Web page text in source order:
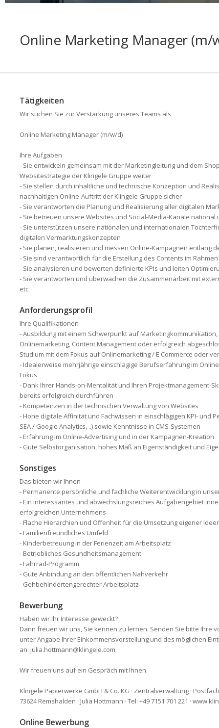
Online Marketing Manager (m/
Tätigkeiten
Wir suchen Sie zur Verstärkung unseres Teams als
Online Marketing Manager (m/w/d)
Ihre Aufgaben
- Sie entwickeln gemeinsam mit der Marketingleitung und dem
Websitestrategie der Klingele Gruppe weiter
- Sie stellen durch inhaltliche und technische Konzeption und
nachhaltigen Online-Auftritt der Klingele Gruppe sicher
- Sie verantworten die Planung und Realisierung aller digitalen
- Sie betreuen unsere Websites und Social-Media-Kanäle
- Sie unterstützen unsere nationalen und internationalen
digitalen Vermarktungs­konzepten
- Sie planen, realisieren und messen Online-Kampagnen entlang
- Sie sind verantwortlich für die Erstellung des Contents im
- Sie analysieren und bewerten definierte KPIs und leiten
- Sie verantworten und überwachen die Zusammenarbeit mit
etc.
Anforderungsprofil
Ihre Qualifikationen
- Ausbildung mit einem Schwerpunkt auf Marketingkommunikation,
Onlinemarketing, Content Management oder erfolgreich
Studium mit dem Fokus auf Onlinemarketing / E Commerce oder
- Idealerweise mehrjährige einschlägige Berufserfahrung im
Fokus
- Dank Ihrer Hands-on-Mentalität und Ihren Projektmanagement-
bereits erfolgreich durchführen
- Kompetenzen in der technischen Verwaltung von Websites
- Hohe digitale Affinität und Fachwissen in einschlägigen KPI- und
SEA / Google Analytics, ..) sowie Kenntnisse in CMS-Systemen
- Erfahrung im Online-Advertising und in der Kampagnen-Kreation
- Gute Selbstorganisation, hohes Maß an Eigenständigkeit und
Sonstiges
Das bieten wir Ihnen
- Permanente persönliche und fachliche Weiterentwicklung in
- Ein interessantes und abwechslungsreiches Aufgabengebiet
erfolgreichen Unternehmens
- Flache Hierarchien und Offenheit für die Umsetzung eigener
- Familienfreundliches Umfeld
- Kinderbetreuung in der Ferienzeit am Arbeitsplatz
- Betriebliches Gesundheitsmanagement
- Fahrrad-Programm
- Gute Anbindung an den öffentlichen Nahverkehr
- Gehbehindertengerechter Arbeitsplatz
Bewerbung
Haben wir Ihr Interesse geweckt?
Dann freuen wir uns, Sie kennen zu lernen. Senden Sie bitte Ihre
unter Angabe Ihrer Einkommensvorstellung und des möglichen
an: julia.hottmann@klingele.com.
Wir freuen uns auf ein Gespräch mit Ihnen.
Klingele Papierwerke GmbH & Co. KG · Zentralverwaltung ·
73624 Remshalden · Julia Hottmann · Tel: +49 7151 701 221 ·
Online Bewerbung